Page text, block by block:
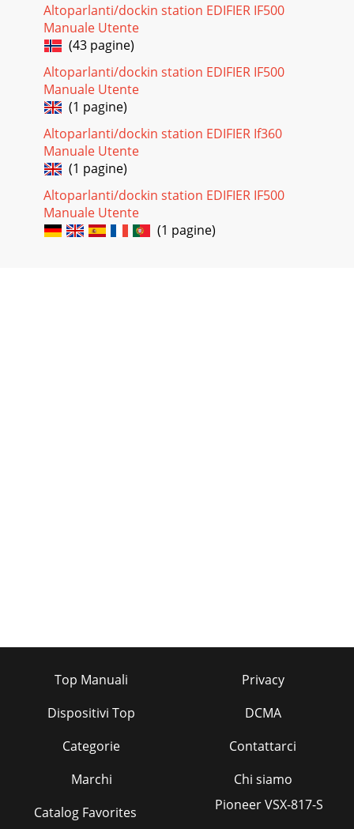
Altoparlanti/dockin station EDIFIER IF500
Manuale Utente
(43 pagine)
Altoparlanti/dockin station EDIFIER IF500
Manuale Utente
(1 pagine)
Altoparlanti/dockin station EDIFIER If360
Manuale Utente
(1 pagine)
Altoparlanti/dockin station EDIFIER IF500
Manuale Utente
(1 pagine)
Top Manuali
Dispositivi Top
Categorie
Marchi
Privacy
DCMA
Contattarci
Chi siamo
Catalog Favorites
Pioneer VSX-817-S